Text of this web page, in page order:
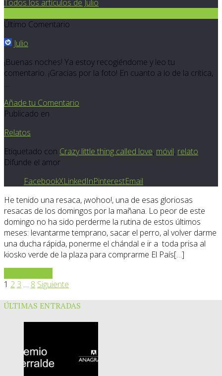
Todos los artículos de Julio
Último Comentario
Julio
¡Buenas noches! Ya estoy recogiéndome y leo tu
comentario. ¡Gracias por la foto! En cuanto a lo de la crítica,
…
Añade tu Comentario
Publicado en
Relatos
Etiquetado con Crazy little thing called love, móvil, relato
Difunde el amor
FacebookXLinkedInPinterestEmail
He tenido una resaca, ¡wohoo!, una de esas gloriosas
resacas de los domingos por la mañana. Lo peor de este
domingo no ha sido perderme la rutina de estos últimos
meses: levantarme temprano, sacar el perro, al volver darme
una ducha rápida, ponerme el chándal e ir a toda prisa al
kiosko verde de la plaza para comprarme El País[…]
1 2 3 … 8 Siguiente
ÚLTIMAS ENTRADAS